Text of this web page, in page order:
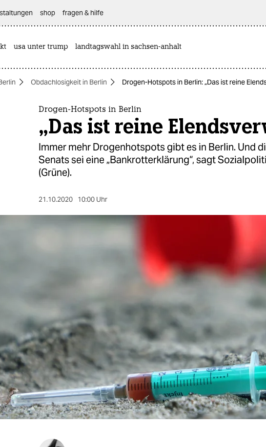
shop fragen & hilfe
usa unter trump landtagswahl in sachsen-anhalt
Obdachlosigkeit in Berlin Drogen-Hotspots in Berlin: „Das ist reine
Drogen-Hotspots in Berlin
„Das ist reine
Immer mehr Drogenhotspots gibt es in Berlin. Und
Senats sei eine „Bankrotterklärung“, sagt
(Grüne).
21.10.2020 10:00 Uhr